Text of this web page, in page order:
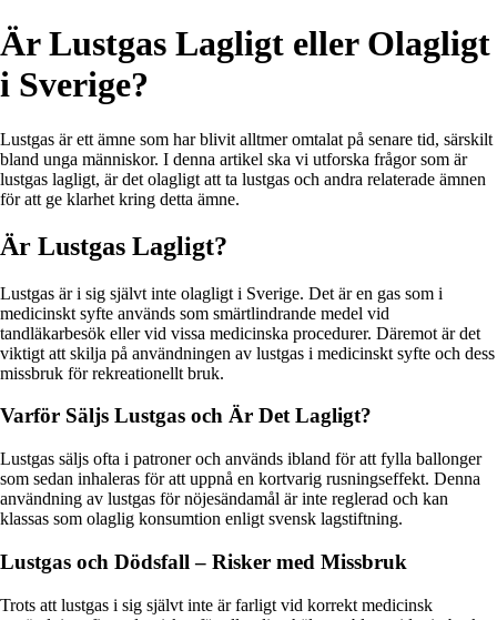
Är Lustgas Lagligt eller Olagligt
i Sverige?
Lustgas är ett ämne som har blivit alltmer omtalat på senare tid, särskilt
bland unga människor. I denna artikel ska vi utforska frågor som är
lustgas lagligt, är det olagligt att ta lustgas och andra relaterade ämnen
för att ge klarhet kring detta ämne.
Är Lustgas Lagligt?
Lustgas är i sig självt inte olagligt i Sverige. Det är en gas som i
medicinskt syfte används som smärtlindrande medel vid
tandläkarbesök eller vid vissa medicinska procedurer. Däremot är det
viktigt att skilja på användningen av lustgas i medicinskt syfte och dess
missbruk för rekreationellt bruk.
Varför Säljs Lustgas och Är Det Lagligt?
Lustgas säljs ofta i patroner och används ibland för att fylla ballonger
som sedan inhaleras för att uppnå en kortvarig rusningseffekt. Denna
användning av lustgas för nöjesändamål är inte reglerad och kan
klassas som olaglig konsumtion enligt svensk lagstiftning.
Lustgas och Dödsfall – Risker med Missbruk
Trots att lustgas i sig självt inte är farligt vid korrekt medicinsk